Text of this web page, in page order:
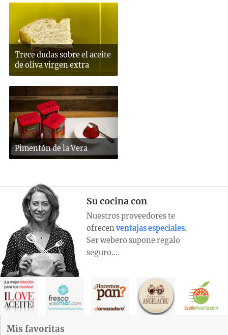
Trece dudas sobre el aceite
de oliva virgen extra
Pimentón de la Vera
Su cocina con
Nuestros proveedores te
ofrecen ventajas especiales.
Ser webero supone regalo
seguro….
Mis favoritas